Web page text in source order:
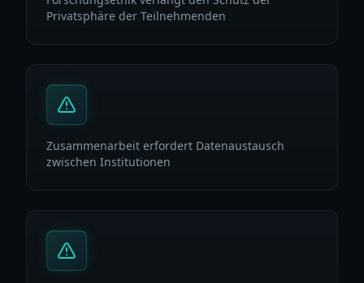
Privatsphäre der Teilnehmenden
Zusammenarbeit erfordert Datenaustausch
zwischen Institutionen